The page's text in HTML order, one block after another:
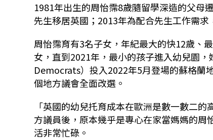
1981年出生的周怡霈8歲隨留學深造的父母
先生移居英國；2013年為配合先生工作需
周怡霈育有3名子女，年紀最大的快12歲、
女，直到2021年，最小的孩子進入幼兒園
Democrats）投入2022年5月登場的蘇格蘭
個地方議會全面改選。
「英國的幼兒托育成本在歐洲是數一數二
方議員後，原本幾乎是專心在家當媽媽的
活非常忙碌。